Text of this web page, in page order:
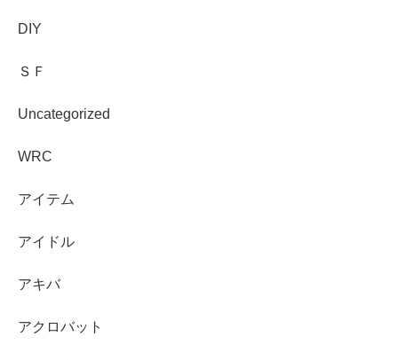
DIY
ＳＦ
Uncategorized
WRC
アイテム
アイドル
アキバ
アクロバット